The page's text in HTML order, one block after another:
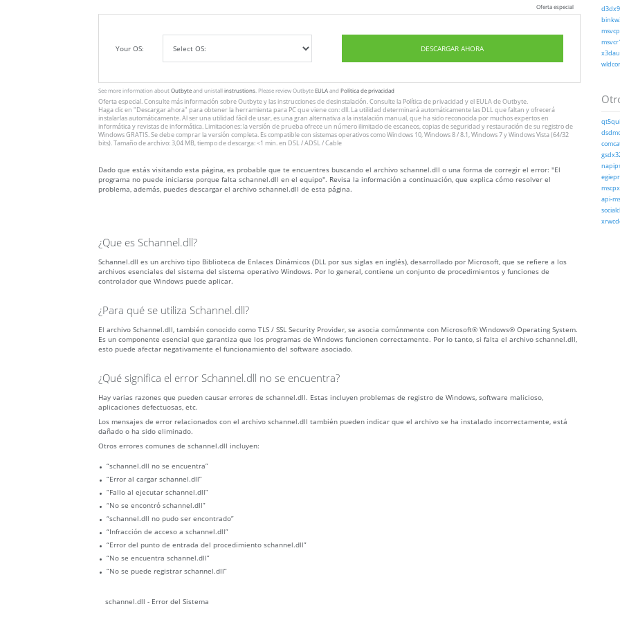
Oferta especial
Your OS: DESCARGAR AHORA
See more information about Outbyteand unistallinstrustions . Please review OutbyteEULAandPolítica de privacidad
Oferta especial. Consulte más información sobreOutbytey las instruccionesde desinstalación. Consultela Política de privacidad y el EULAde Outbyte.
Haga clic en "Descargar ahora" para obtener la herramienta para PC que viene con: dll. La utilidad determinará automáticamente las DLL que faltan y ofrecerá
instalarlas automáticamente. Al ser una utilidad fácil de usar, es una gran alternativa a la instalación manual, que ha sido reconocida por muchos expertos en
informática y revistas de informática. Limitaciones: la versión de prueba ofrece un número ilimitado de escaneos, copias de seguridad y restauración de su registro de
Windows GRATIS. Se debe comprar la versión completa. Es compatible con sistemas operativos como Windows 10, Windows 8 / 8.1, Windows 7 y Windows Vista (64/32
bits). Tamaño de archivo: 3,04 MB, tiempo de descarga: <1 min. en DSL / ADSL / Cable
Dado que estás visitando esta página, es probable que te encuentres buscando el archivo schannel.dll o una forma de corregir el error: "El
programa no puede iniciarse porque falta schannel.dll en el equipo". Revisa la información a continuación, que explica cómo resolver el
problema, además, puedes descargar el archivo schannel.dll de esta página.
¿Que es Schannel.dll?
Schannel.dll es un archivo tipo Biblioteca de Enlaces Dinámicos (DLL por sus siglas en inglés), desarrollado por Microsoft, que se refiere a los
archivos esenciales del sistema del sistema operativo Windows. Por lo general, contiene un conjunto de procedimientos y funciones de
controlador que Windows puede aplicar.
¿Para qué se utiliza Schannel.dll?
El archivo Schannel.dll, también conocido como TLS / SSL Security Provider, se asocia comúnmente con Microsoft® Windows® Operating System.
Es un componente esencial que garantiza que los programas de Windows funcionen correctamente. Por lo tanto, si falta el archivo schannel.dll,
esto puede afectar negativamente el funcionamiento del software asociado.
¿Qué significa el error Schannel.dll no se encuentra?
Hay varias razones que pueden causar errores de schannel.dll. Estas incluyen problemas de registro de Windows, software malicioso,
aplicaciones defectuosas, etc.
Los mensajes de error relacionados con el archivo schannel.dll también pueden indicar que el archivo se ha instalado incorrectamente, está
dañado o ha sido eliminado.
Otros errores comunes de schannel.dll incluyen:
“schannel.dll no se encuentra”
“Error al cargar schannel.dll”
“Fallo al ejecutar schannel.dll”
“No se encontró schannel.dll”
“schannel.dll no pudo ser encontrado”
“Infracción de acceso a schannel.dll”
“Error del punto de entrada del procedimiento schannel.dll”
“No se encuentra schannel.dll”
“No se puede registrar schannel.dll”
schannel.dll - Error del Sistema
api-